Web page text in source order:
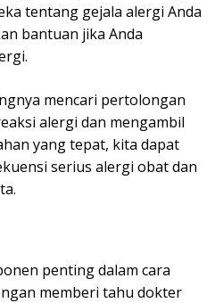
tentang gejala alergi Anda
bantuan jika Anda
mencari pertolongan
alergi dan mengambil
yang tepat, kita dapat
serius alergi obat dan
penting dalam cara
memberi tahu dokter